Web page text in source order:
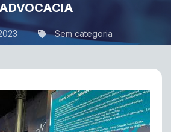
ADVOCACIA
Sem categoria